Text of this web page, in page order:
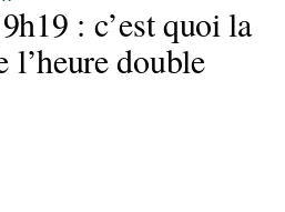
: c’est quoi la
double